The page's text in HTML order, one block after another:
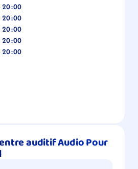
20:00
20:00
20:00
20:00
20:00
auditif Audio Pour